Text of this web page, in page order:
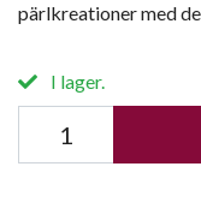
pärlkreationer med
I lager.